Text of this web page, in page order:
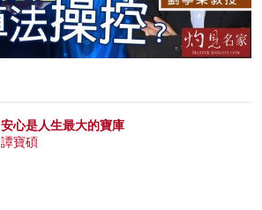
安心是人生最大的寶庫
譚寶碩